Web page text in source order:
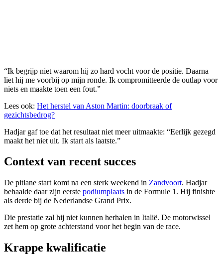
“Ik begrijp niet waarom hij zo hard vocht voor de positie. Daarna
liet hij me voorbij op mijn ronde. Ik compromitteerde de outlap voor
niets en maakte toen een fout.”
Lees ook: Het herstel van Aston Martin: doorbraak of
gezichtsbedrog?
Hadjar gaf toe dat het resultaat niet meer uitmaakte: “Eerlijk gezegd
maakt het niet uit. Ik start als laatste.”
Context van recent succes
De pitlane start komt na een sterk weekend in Zandvoort. Hadjar
behaalde daar zijn eerste podiumplaats in de Formule 1. Hij finishte
als derde bij de Nederlandse Grand Prix.
Die prestatie zal hij niet kunnen herhalen in Italië. De motorwissel
zet hem op grote achterstand voor het begin van de race.
Krappe kwalificatie